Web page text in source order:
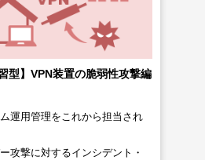
型】VPN装置の脆弱性攻撃編
運用管理をこれから担当され
攻撃に対するインシデント・